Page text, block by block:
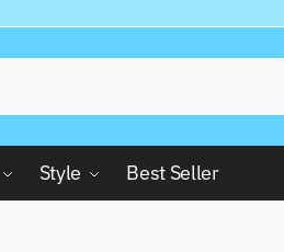
Style Best Seller